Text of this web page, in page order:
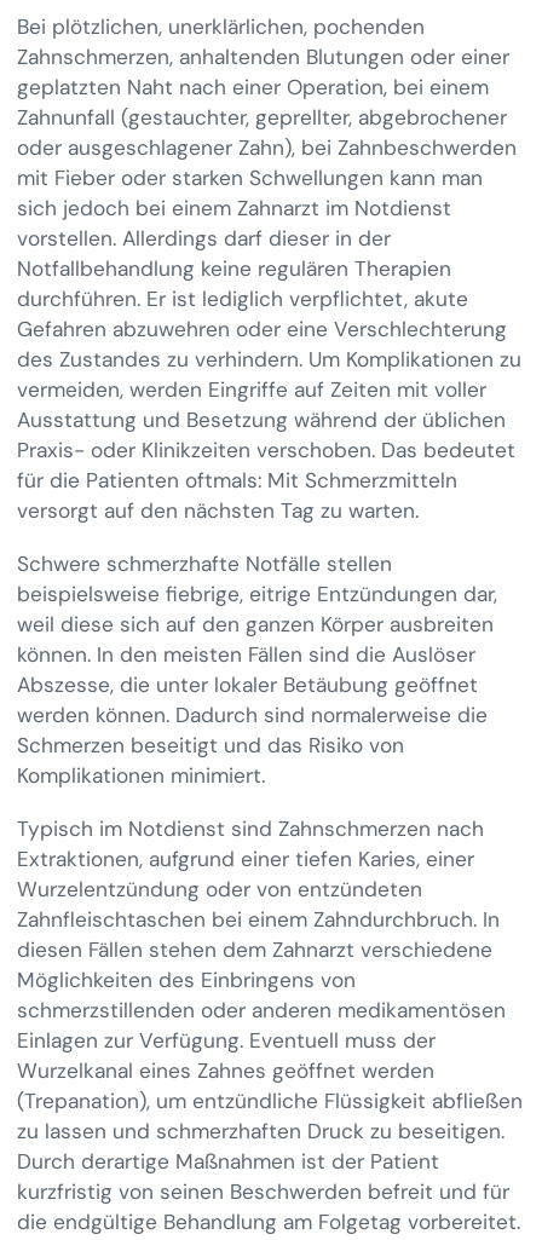
Bei plötzlichen, unerklärlichen, pochenden
Zahnschmerzen, anhaltenden Blutungen oder einer
geplatzten Naht nach einer Operation, bei einem
Zahnunfall (gestauchter, geprellter, abgebrochener
oder ausgeschlagener Zahn), bei Zahnbeschwerden
mit Fieber oder starken Schwellungen kann man
sich jedoch bei einem Zahnarzt im Notdienst
vorstellen. Allerdings darf dieser in der
Notfallbehandlung keine regulären Therapien
durchführen. Er ist lediglich verpflichtet, akute
Gefahren abzuwehren oder eine Verschlechterung
des Zustandes zu verhindern. Um Komplikationen zu
vermeiden, werden Eingriffe auf Zeiten mit voller
Ausstattung und Besetzung während der üblichen
Praxis- oder Klinikzeiten verschoben. Das bedeutet
für die Patienten oftmals: Mit Schmerzmitteln
versorgt auf den nächsten Tag zu warten.
Schwere schmerzhafte Notfälle stellen
beispielsweise fiebrige, eitrige Entzündungen dar,
weil diese sich auf den ganzen Körper ausbreiten
können. In den meisten Fällen sind die Auslöser
Abszesse, die unter lokaler Betäubung geöffnet
werden können. Dadurch sind normalerweise die
Schmerzen beseitigt und das Risiko von
Komplikationen minimiert.
Typisch im Notdienst sind Zahnschmerzen nach
Extraktionen, aufgrund einer tiefen Karies, einer
Wurzelentzündung oder von entzündeten
Zahnfleischtaschen bei einem Zahndurchbruch. In
diesen Fällen stehen dem Zahnarzt verschiedene
Möglichkeiten des Einbringens von
schmerzstillenden oder anderen medikamentösen
Einlagen zur Verfügung. Eventuell muss der
Wurzelkanal eines Zahnes geöffnet werden
(Trepanation), um entzündliche Flüssigkeit abfließen
zu lassen und schmerzhaften Druck zu beseitigen.
Durch derartige Maßnahmen ist der Patient
kurzfristig von seinen Beschwerden befreit und für
die endgültige Behandlung am Folgetag vorbereitet.